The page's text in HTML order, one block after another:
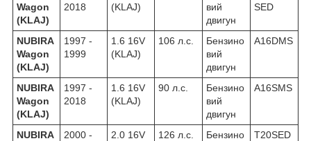
Wagon
(KLAJ)
2018
(KLAJ)
вий
двигун
SED
NUBIRA
Wagon
(KLAJ)
1997 -
1999
1.6 16V
(KLAJ)
106 л.с.
Бензино
вий
двигун
A16DMS
NUBIRA
Wagon
(KLAJ)
1997 -
2018
1.6 16V
(KLAJ)
90 л.с.
Бензино
вий
двигун
A16SMS
NUBIRA
2000 -
2.0 16V
126 л.с.
Бензино
T20SED